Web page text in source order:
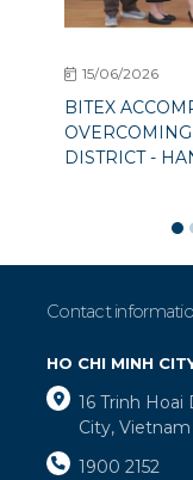
15/06/2026
BITEX
DISTRICT -
Contact
HO CHI MINH
16 Trinh Hoai
City, Vietnam
1900 2152